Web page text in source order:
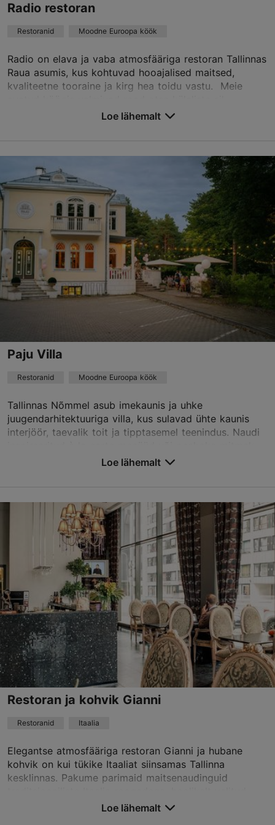
TripAdvisor Traveler hinnang
Loe rohkem arvustusi TripAdvisorist
Radio restoran
Restoranid Moodne Euroopa köök
Radio on elava ja vaba atmosfääriga restoran Tallinnas
Raua asumis, kus kohtuvad hooajalised maitsed,
kvaliteetne tooraine ja kirg hea toidu vastu. Meie
Terase tn 16, Tallinn
Kesklinn
01.01–31.12
E-P 12:00–23:00
Loe lähemalt
Restoranid, Moodne Euroopa köök
Loe lähemalt
info@restoranradio.ee
TripAdvisor Traveler hinnang
põhineb 58 hinnangul
Loe lähemalt
Paju Villa
Restoranid Moodne Euroopa köök
Tallinnas Nõmmel asub imekaunis ja uhke
juugendarhitektuuriga villa, kus sulavad ühte kaunis
interjöör, taevalik toit ja tipptasemel teenindus. Naudi
Vabaduse pst 88, Tallinn
Nõmme
01.01–31.12
E – L 12:00–23:00
P 12:00–22:00
Loe lähemalt
Restoranid, Moodne Euroopa köök
Loe lähemalt
paju@pajuvilla.ee
+372 507 6242
Best Restaurants
TripAdvisor Traveler hinnang
põhineb46 hinnangul
Loe lähemalt
Restoran ja kohvik Gianni
Restoranid Itaalia
Elegantse atmosfääriga restoran Gianni ja hubane
kohvik on kui tükike Itaaliat siinsamas Tallinna
kesklinnas. Pakume parimaid maitsenaudinguid
Loe lähemalt